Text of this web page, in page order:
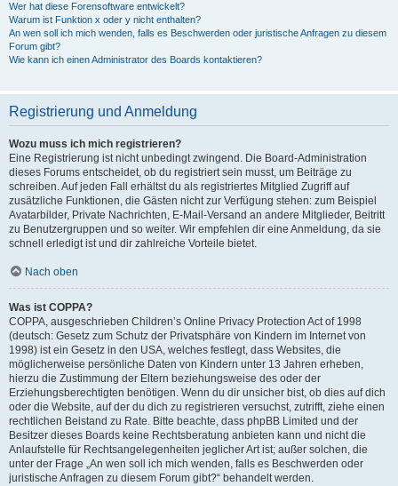
Wer hat diese Forensoftware entwickelt?
Warum ist Funktion x oder y nicht enthalten?
An wen soll ich mich wenden, falls es Beschwerden oder juristische Anfragen zu diesem
Forum gibt?
Wie kann ich einen Administrator des Boards kontaktieren?
Registrierung und Anmeldung
Wozu muss ich mich registrieren?
Eine Registrierung ist nicht unbedingt zwingend. Die Board-Administration
dieses Forums entscheidet, ob du registriert sein musst, um Beiträge zu
schreiben. Auf jeden Fall erhältst du als registriertes Mitglied Zugriff auf
zusätzliche Funktionen, die Gästen nicht zur Verfügung stehen: zum Beispiel
Avatarbilder, Private Nachrichten, E-Mail-Versand an andere Mitglieder, Beitritt
zu Benutzergruppen und so weiter. Wir empfehlen dir eine Anmeldung, da sie
schnell erledigt ist und dir zahlreiche Vorteile bietet.
Nach oben
Was ist COPPA?
COPPA, ausgeschrieben Children’s Online Privacy Protection Act of 1998
(deutsch: Gesetz zum Schutz der Privatsphäre von Kindern im Internet von
1998) ist ein Gesetz in den USA, welches festlegt, dass Websites, die
möglicherweise persönliche Daten von Kindern unter 13 Jahren erheben,
hierzu die Zustimmung der Eltern beziehungsweise des oder der
Erziehungsberechtigten benötigen. Wenn du dir unsicher bist, ob dies auf dich
oder die Website, auf der du dich zu registrieren versuchst, zutrifft, ziehe einen
rechtlichen Beistand zu Rate. Bitte beachte, dass phpBB Limited und der
Besitzer dieses Boards keine Rechtsberatung anbieten kann und nicht die
Anlaufstelle für Rechtsangelegenheiten jeglicher Art ist; außer solchen, die
unter der Frage „An wen soll ich mich wenden, falls es Beschwerden oder
juristische Anfragen zu diesem Forum gibt?“ behandelt werden.